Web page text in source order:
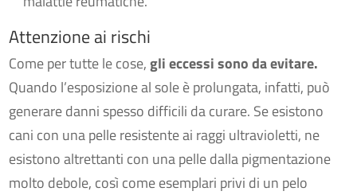
Attenzione ai rischi
Come per tutte le cose,gli eccessi sono da evitare.
Quando l’esposizione al sole è prolungata, infatti, può
generare danni spesso difficili da curare. Se esistono
cani con una pelle resistente ai raggi ultravioletti, ne
esistono altrettanti con una pelle dalla pigmentazione
molto debole, così come esemplari privi di un pelo